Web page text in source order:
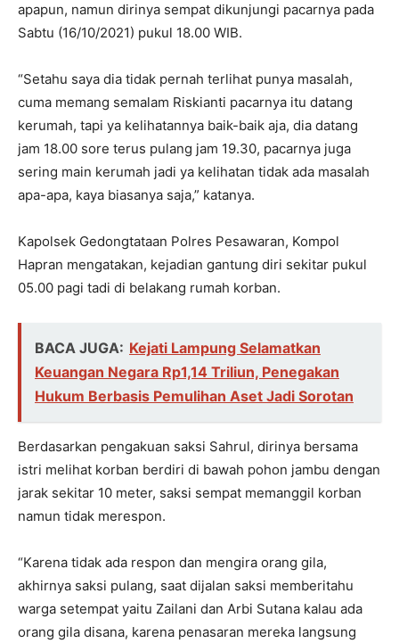
apapun, namun dirinya sempat dikunjungi pacarnya pada
Sabtu (16/10/2021) pukul 18.00 WIB.
“Setahu saya dia tidak pernah terlihat punya masalah,
cuma memang semalam Riskianti pacarnya itu datang
kerumah, tapi ya kelihatannya baik-baik aja, dia datang
jam 18.00 sore terus pulang jam 19.30, pacarnya juga
sering main kerumah jadi ya kelihatan tidak ada masalah
apa-apa, kaya biasanya saja,” katanya.
Kapolsek Gedongtataan Polres Pesawaran, Kompol
Hapran mengatakan, kejadian gantung diri sekitar pukul
05.00 pagi tadi di belakang rumah korban.
BACA JUGA: Kejati Lampung Selamatkan
Keuangan Negara Rp1,14 Triliun, Penegakan
Hukum Berbasis Pemulihan Aset Jadi Sorotan
Berdasarkan pengakuan saksi Sahrul, dirinya bersama
istri melihat korban berdiri di bawah pohon jambu dengan
jarak sekitar 10 meter, saksi sempat memanggil korban
namun tidak merespon.
“Karena tidak ada respon dan mengira orang gila,
akhirnya saksi pulang, saat dijalan saksi memberitahu
warga setempat yaitu Zailani dan Arbi Sutana kalau ada
orang gila disana, karena penasaran mereka langsung